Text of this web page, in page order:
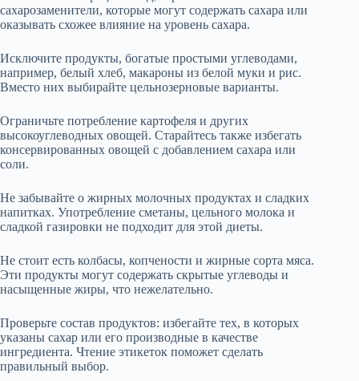
сахарозаменители, которые могут содержать сахара или
оказывать схожее влияние на уровень сахара.
Исключите продукты, богатые простыми углеводами,
например, белый хлеб, макароны из белой муки и рис.
Вместо них выбирайте цельнозерновые варианты.
Ограничьте потребление картофеля и других
высокоуглеводных овощей. Старайтесь также избегать
консервированных овощей с добавлением сахара или
соли.
Не забывайте о жирных молочных продуктах и сладких
напитках. Употребление сметаны, цельного молока и
сладкой газировки не подходит для этой диеты.
Не стоит есть колбасы, копчености и жирные сорта мяса.
Эти продукты могут содержать скрытые углеводы и
насыщенные жиры, что нежелательно.
Проверьте состав продуктов: избегайте тех, в которых
указаны сахар или его производные в качестве
ингредиента. Чтение этикеток поможет сделать
правильный выбор.